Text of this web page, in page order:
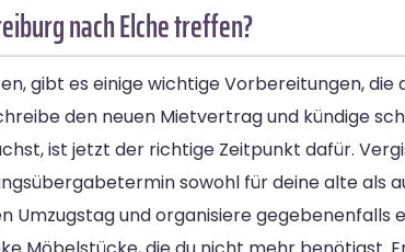
nach Elche treffen?
gibt es einige wichtige Vorbereitungen,
den neuen Mietvertrag und kündige
ist jetzt der richtige Zeitpunkt dafür.
sowohl für deine alte als
und organisiere gegebenenfalls